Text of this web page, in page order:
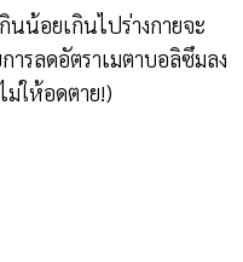
น้อยเกินไปร่างกายจะ
รลดอัตราเมตาบอลิซึมลง
ม่ให้อดตาย!)